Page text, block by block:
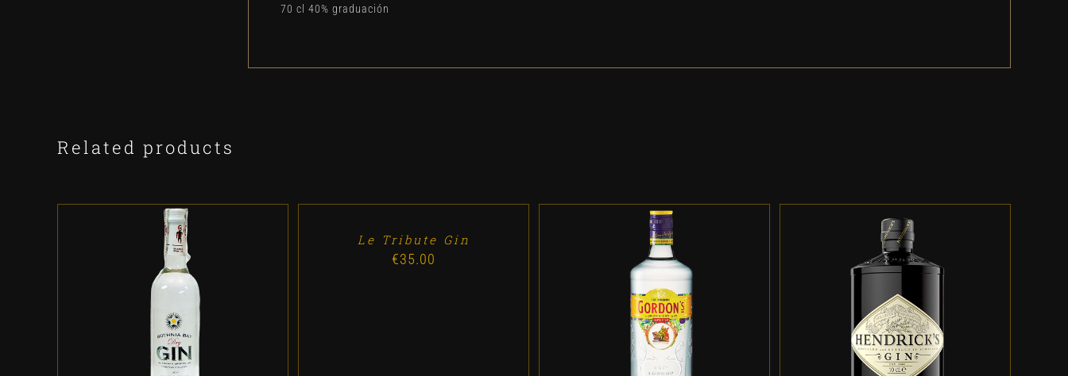
70 cl 40% graduación
Related products
ADD TO CART / DETALLES
CART
Le Tribute Gin
€35.00
ADD TO CART / DETALLES ADD TO CART / DETALLES